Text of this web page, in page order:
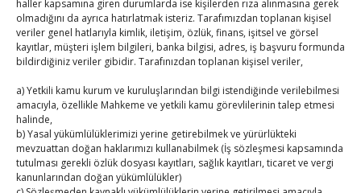
haller kapsamına giren durumlarda ise kişilerden rıza alınmasına gerek
olmadığını da ayrıca hatırlatmak isteriz. Tarafımızdan toplanan kişisel
veriler genel hatlarıyla kimlik, iletişim, özlük, finans, işitsel ve görsel
kayıtlar, müşteri işlem bilgileri, banka bilgisi, adres, iş başvuru formunda
bildirdiğiniz veriler gibidir. Tarafınızdan toplanan kişisel veriler,
a) Yetkili kamu kurum ve kuruluşlarından bilgi istendiğinde verilebilmesi
amacıyla, özellikle Mahkeme ve yetkili kamu görevlilerinin talep etmesi
halinde,
b) Yasal yükümlülüklerimizi yerine getirebilmek ve yürürlükteki
mevzuattan doğan haklarımızı kullanabilmek (İş sözleşmesi kapsamında
tutulması gerekli özlük dosyası kayıtları, sağlık kayıtları, ticaret ve vergi
kanunlarından doğan yükümlülükler)
29
30
« Ağu
Eki »
E-BÜLTEN
Kasaba Ekonomi Dergisi